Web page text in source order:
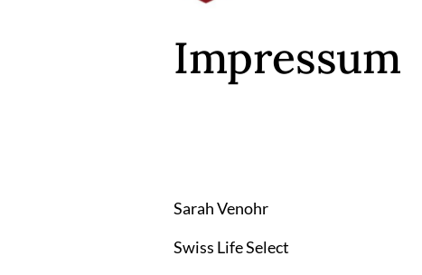
Impressum
Sarah Venohr
Swiss Life Select